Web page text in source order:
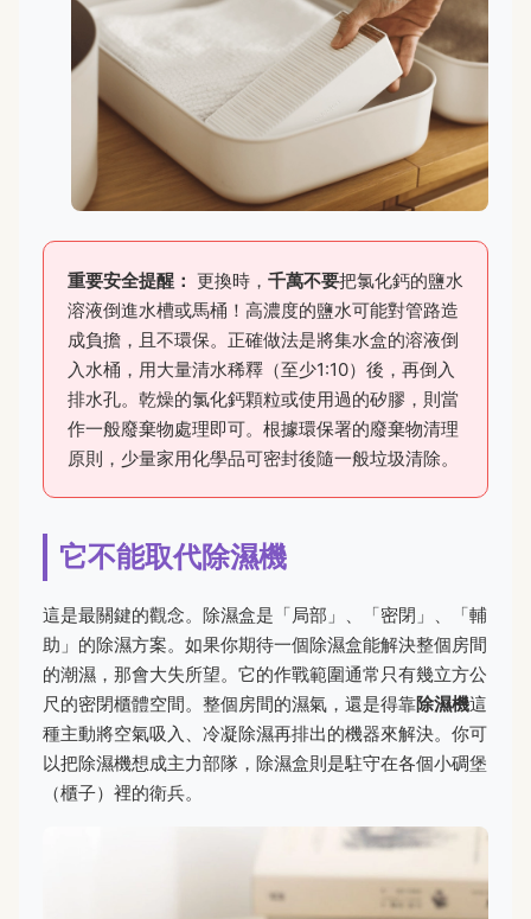
重要安全提醒： 更換時， 千萬不要把氯化鈣的鹽水
溶液倒進水槽或馬桶！高濃度的鹽水可能對管路造
成負擔，且不環保。正確做法是將集水盒的溶液倒
入水桶，用大量清水稀釋（至少1:10）後，再倒入
排水孔。乾燥的氯化鈣顆粒或使用過的矽膠，則當
作一般廢棄物處理即可。根據環保署的廢棄物清理
原則，少量家用化學品可密封後隨一般垃圾清除。
它不能取代除濕機
這是最關鍵的觀念。除濕盒是「局部」、「密閉」、「輔
助」的除濕方案。如果你期待一個除濕盒能解決整個房間
的潮濕，那會大失所望。它的作戰範圍通常只有幾立方公
尺的密閉櫃體空間。整個房間的濕氣，還是得靠除濕機這
種主動將空氣吸入、冷凝除濕再排出的機器來解決。你可
以把除濕機想成主力部隊，除濕盒則是駐守在各個小碉堡
（櫃子）裡的衛兵。